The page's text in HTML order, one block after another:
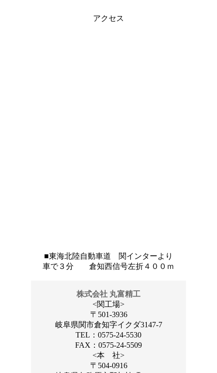
アクセス
■東海北陸自動車道 関インターより
車で３分 倉知西信号左折４００ｍ
株式会社 丸富精工
<関工場>
〒501-3936
岐阜県関市倉知字イクダ3147-7
TEL：0575-24-5530
FAX：0575-24-5509
<本 社>
〒504-0916